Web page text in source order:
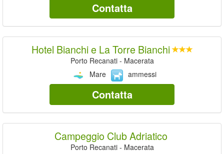
Contatta
Hotel Bianchi e La Torre Bianchi
Porto Recanati - Macerata
Mare
ammessi
Contatta
Campeggio Club Adriatico
Porto Recanati - Macerata